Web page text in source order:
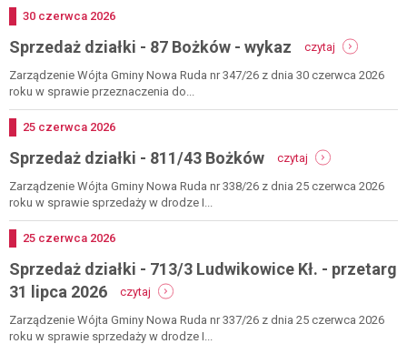
ludwikowice
-
Dodano
30 czerwca 2026
Sprzedaż działki - 87 Bożków - wykaz czytaj
sprzedaż
działki
Zarządzenie Wójta Gminy Nowa Ruda nr 347/26 z dnia 30 czerwca 2026
roku w sprawie przeznaczenia do...
Dodano
25 czerwca 2026
Sprzedaż działki - 811/43 Bożków czytaj
sprzedaż
działki
Zarządzenie Wójta Gminy Nowa Ruda nr 338/26 z dnia 25 czerwca 2026
roku w sprawie sprzedaży w drodze I...
Dodano
25 czerwca 2026
Sprzedaż działki - 713/3 Ludwikowice Kł. - przetarg
31 lipca 2026
czytaj
sprzedaż
działki
-
Zarządzenie Wójta Gminy Nowa Ruda nr 337/26 z dnia 25 czerwca 2026
roku w sprawie sprzedaży w drodze I...